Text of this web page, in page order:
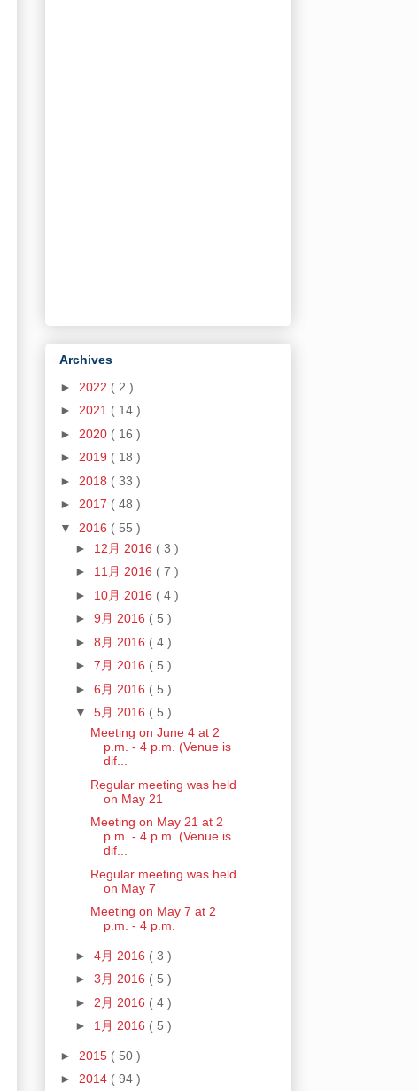
Archives
► 2022 ( 2 )
► 2021 ( 14 )
► 2020 ( 16 )
► 2019 ( 18 )
► 2018 ( 33 )
► 2017 ( 48 )
▼ 2016 ( 55 )
► 12月 2016 ( 3 )
► 11月 2016 ( 7 )
► 10月 2016 ( 4 )
► 9月 2016 ( 5 )
► 8月 2016 ( 4 )
► 7月 2016 ( 5 )
► 6月 2016 ( 5 )
▼ 5月 2016 ( 5 )
Meeting on June 4 at 2
p.m. - 4 p.m. (Venue is
dif...
Regular meeting was held
on May 21
Meeting on May 21 at 2
p.m. - 4 p.m. (Venue is
dif...
Regular meeting was held
on May 7
Meeting on May 7 at 2
p.m. - 4 p.m.
► 4月 2016 ( 3 )
► 3月 2016 ( 5 )
► 2月 2016 ( 4 )
► 1月 2016 ( 5 )
► 2015 ( 50 )
► 2014 ( 94 )